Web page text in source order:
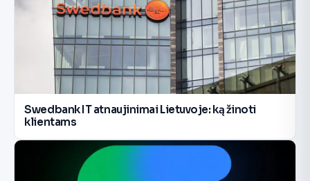
Swedbank IT atnaujinimai Lietuvoje: ką žinoti
klientams